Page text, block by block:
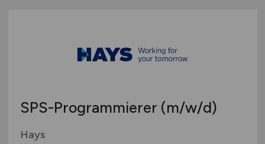
SPS-Programmierer (m/w/d)
Hays